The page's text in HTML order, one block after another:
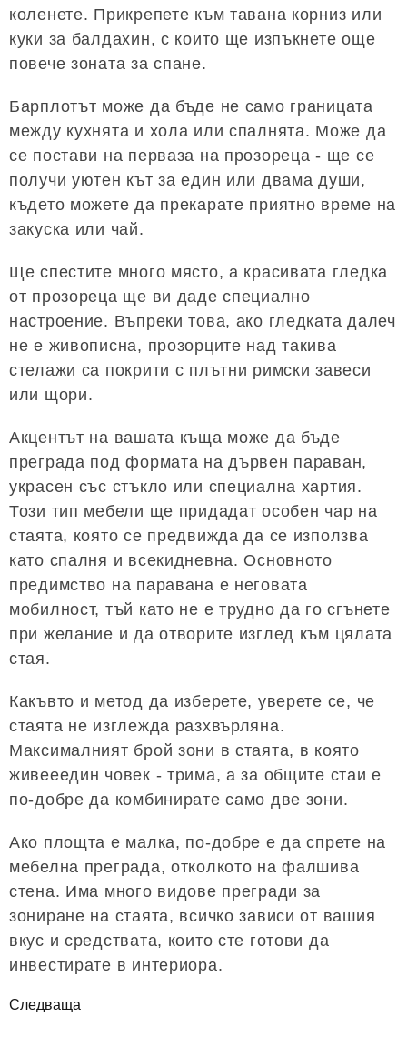
коленете. Прикрепете към тавана корниз или
куки за балдахин, с които ще изпъкнете още
повече зоната за спане.
Барплотът може да бъде не само границата
между кухнята и хола или спалнята. Може да
се постави на перваза на прозореца - ще се
получи уютен кът за един или двама души,
където можете да прекарате приятно време на
закуска или чай.
Ще спестите много място, а красивата гледка
от прозореца ще ви даде специално
настроение. Въпреки това, ако гледката далеч
не е живописна, прозорците над такива
стелажи са покрити с плътни римски завеси
или щори.
Акцентът на вашата къща може да бъде
преграда под формата на дървен параван,
украсен със стъкло или специална хартия.
Този тип мебели ще придадат особен чар на
стаята, която се предвижда да се използва
като спалня и всекидневна. Основното
предимство на паравана е неговата
мобилност, тъй като не е трудно да го сгънете
при желание и да отворите изглед към цялата
стая.
Какъвто и метод да изберете, уверете се, че
стаята не изглежда разхвърляна.
Максималният брой зони в стаята, в която
живееедин човек - трима, а за общите стаи е
по-добре да комбинирате само две зони.
Ако площта е малка, по-добре е да спрете на
мебелна преграда, отколкото на фалшива
стена. Има много видове прегради за
зониране на стаята, всичко зависи от вашия
вкус и средствата, които сте готови да
инвестирате в интериора.
Следваща